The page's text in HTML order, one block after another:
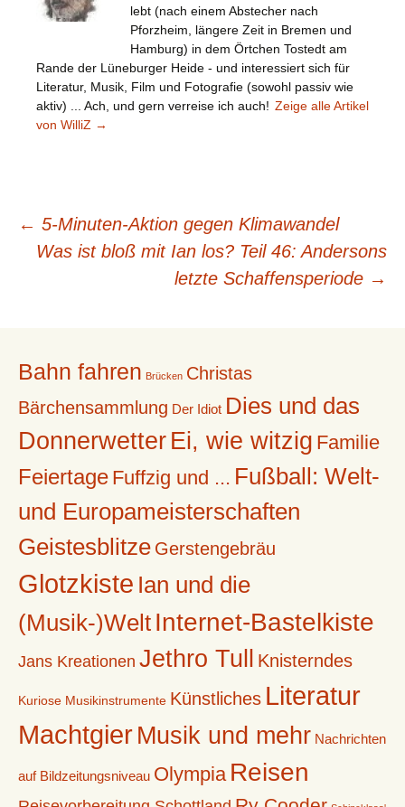
lebt (nach einem Abstecher nach
Pforzheim, längere Zeit in Bremen und
Hamburg) in dem Örtchen Tostedt am
Rande der Lüneburger Heide - und interessiert sich für
Literatur, Musik, Film und Fotografie (sowohl passiv wie
aktiv) ... Ach, und gern verreise ich auch! Zeige alle Artikel
von WilliZ →
Beitragsnavigation
← 5-Minuten-Aktion gegen Klimawandel
Was ist bloß mit Ian los? Teil 46: Andersons
letzte Schaffensperiode →
Bahn fahren Brücken Christas
Bärchensammlung Der Idiot Dies und das
Donnerwetter Ei, wie witzig Familie
Feiertage Fuffzig und ... Fußball: Welt-
und Europameisterschaften
Geistesblitze Gerstengebräu
Glotzkiste Ian und die
(Musik-)Welt Internet-Bastelkiste
Jans Kreationen Jethro Tull Knisterndes
Kuriose Musikinstrumente Künstliches Literatur
MachtgierMusik und mehr Nachrichten
auf Bildzeitungsniveau Olympia Reisen